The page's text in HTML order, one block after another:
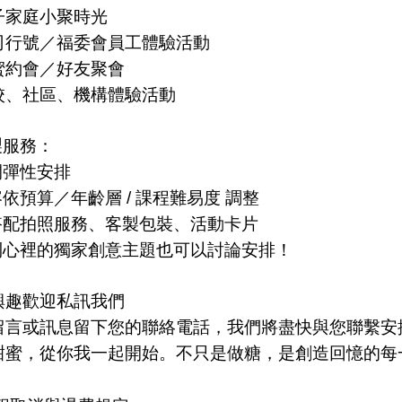
家庭小聚時光
行號／福委會員工體驗活動
約會／好友聚會
、社區、機構體驗活動
務：
性安排
預算／年齡層 / 課程難易度 調整
拍照服務、客製包裝、活動卡片
裡的獨家創意主題也可以討論安排！
趣歡迎私訊我們
言或訊息留下您的聯絡電話，我們將盡快與您聯繫安
蜜，從你我一起開始。不只是做糖，是創造回憶的每